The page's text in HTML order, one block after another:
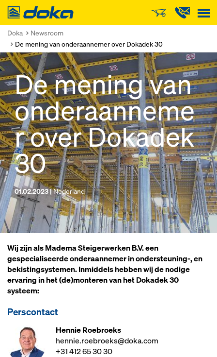
Doka
Doka
Newsroom
De mening van onderaannemer over Dokadek 30
De mening van
onderaanneme
r over Dokadek
30
01.02.2023 |Nederland
Wij zijn als Madema Steigerwerken B.V. een
gespecialiseerde onderaannemer in ondersteuning-, en
bekistingsystemen. Inmiddels hebben wij de nodige
ervaring in het (de)monteren van het Dokadek 30
systeem:
Perscontact
Hennie Roebroeks
hennie.roebroeks@doka.com
+31 412 65 30 30